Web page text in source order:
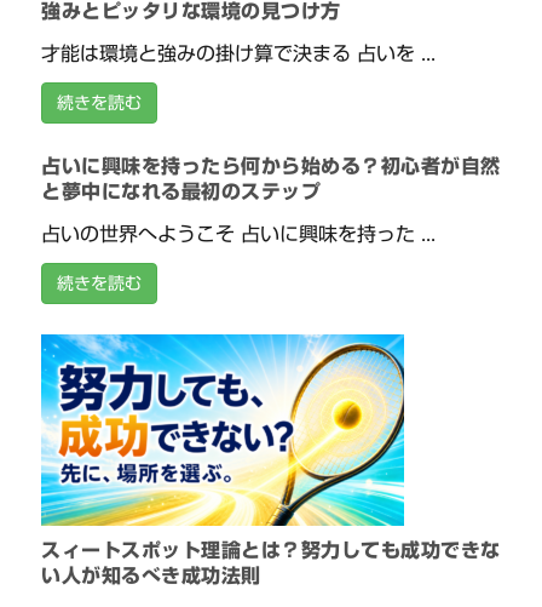
強みとピッタリな環境の見つけ方
才能は環境と強みの掛け算で決まる 占いを ...
続きを読む
占いに興味を持ったら何から始める？初心者が自然
と夢中になれる最初のステップ
占いの世界へようこそ 占いに興味を持った ...
続きを読む
スィートスポット理論とは？努力しても成功できな
い人が知るべき成功法則